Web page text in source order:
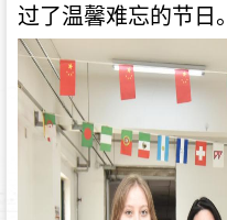
过了温馨难忘的节日。